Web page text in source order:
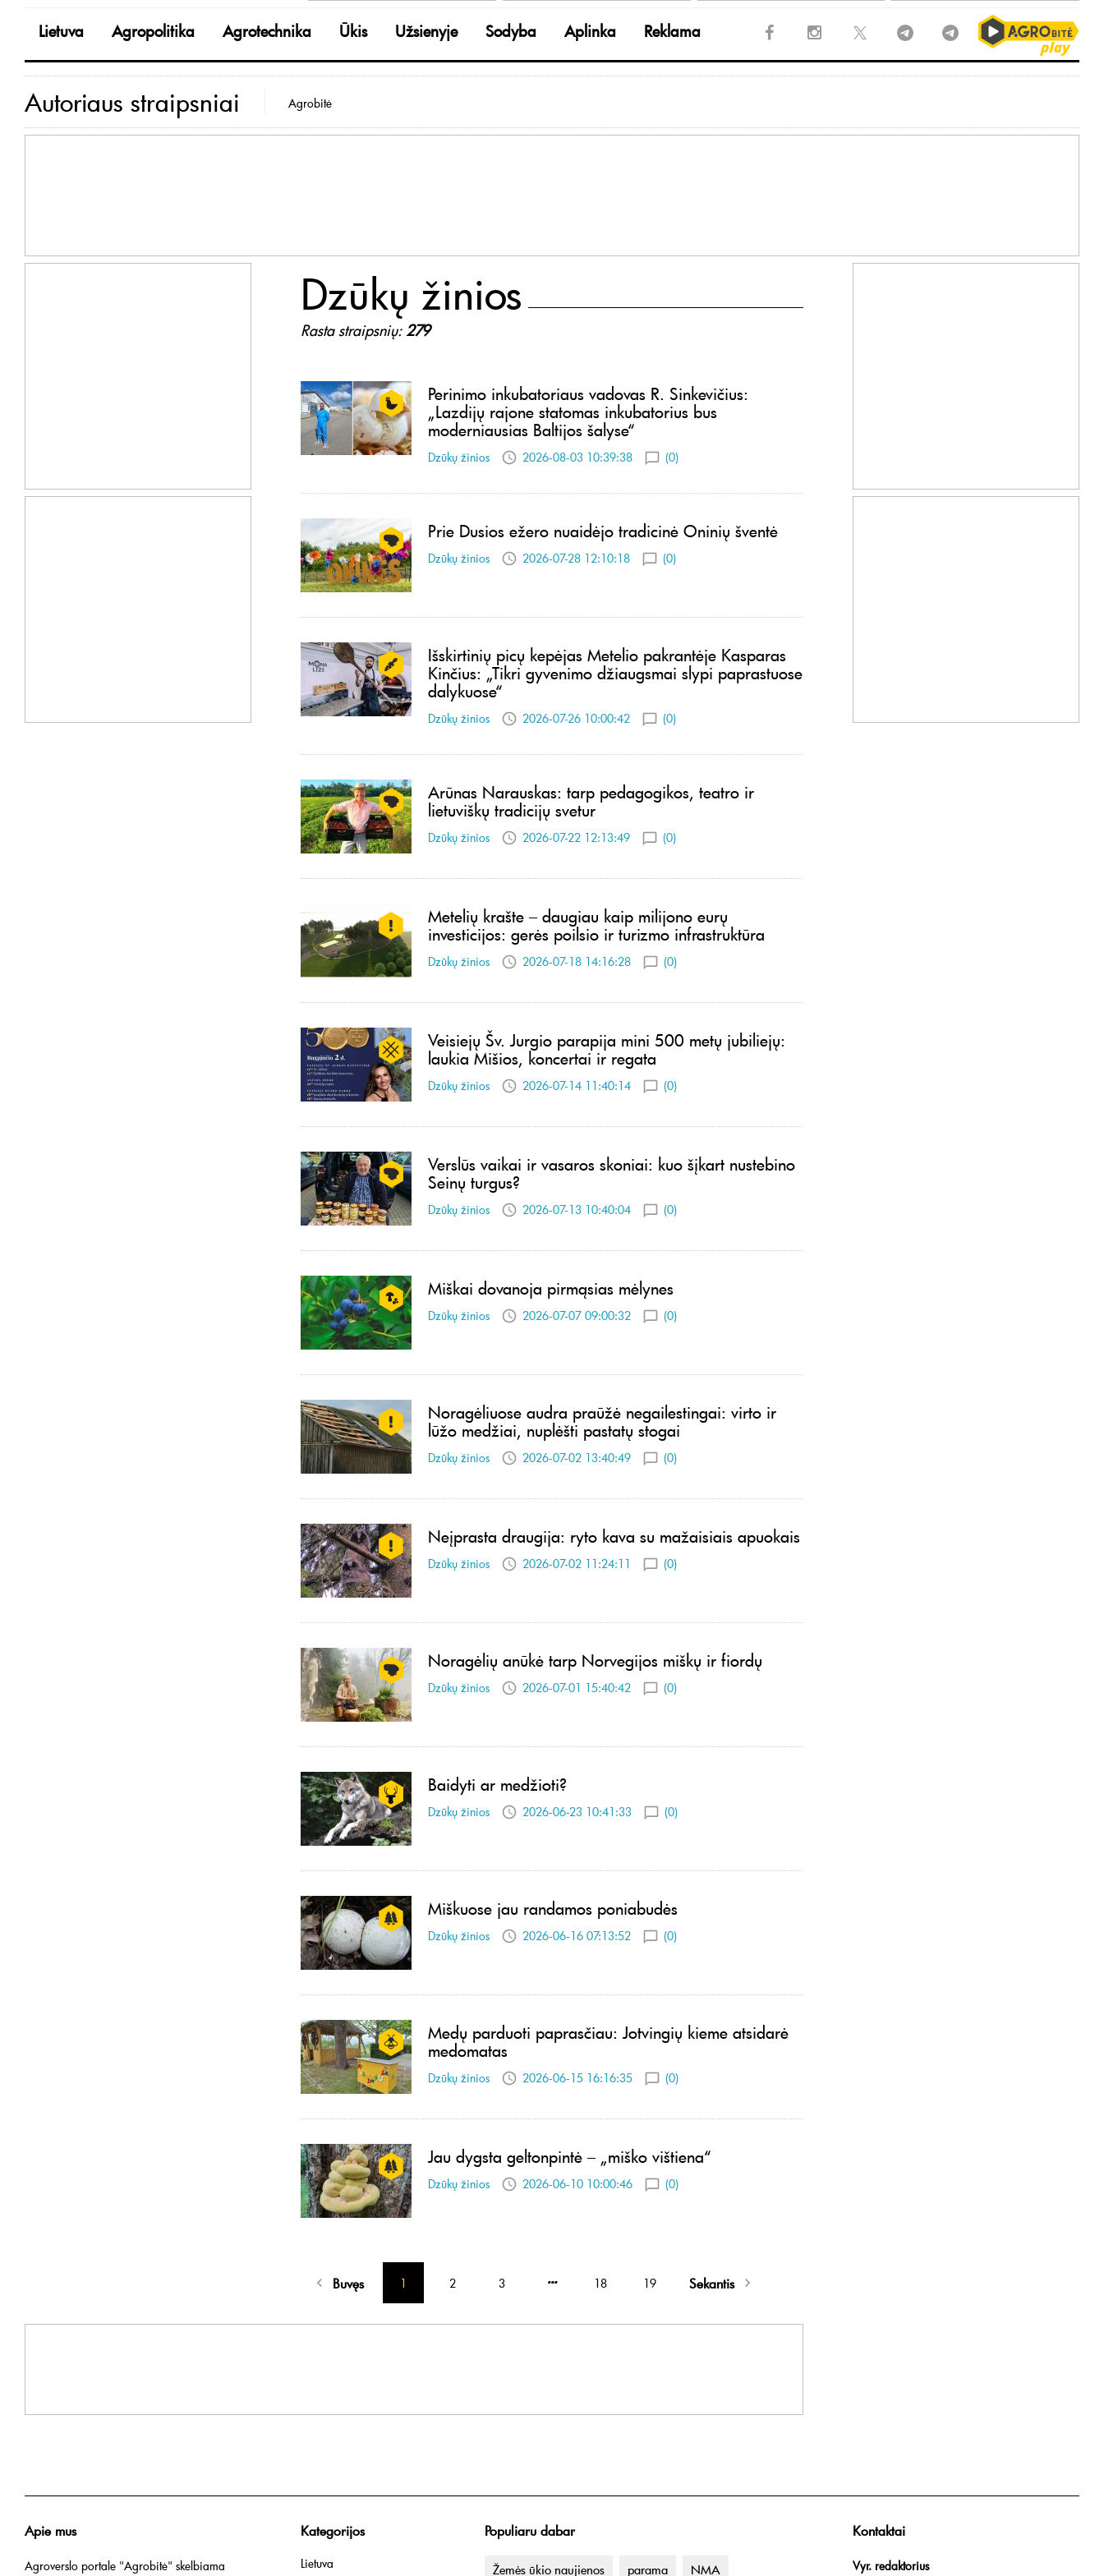
Lietuva Agropolitika Agrotechnika Ūkis Užsienyje Sodyba Aplinka Reklama
Autoriaus straipsniai Agrobitė
Dzūkų žinios
Rasta straipsnių:279
Perinimo inkubatoriaus vadovas R. Sinkevičius:
„Lazdijų rajone statomas inkubatorius bus
moderniausias Baltijos šalyse“
Dzūkų žinios 2026-08-03 10:39:38 (0)
Prie Dusios ežero nuaidėjo tradicinė Oninių šventė
Dzūkų žinios 2026-07-28 12:10:18 (0)
Išskirtinių picų kepėjas Metelio pakrantėje Kasparas
Kinčius: „Tikri gyvenimo džiaugsmai slypi paprastuose
dalykuose“
Dzūkų žinios 2026-07-26 10:00:42 (0)
Arūnas Narauskas: tarp pedagogikos, teatro ir
lietuviškų tradicijų svetur
Dzūkų žinios 2026-07-22 12:13:49 (0)
Metelių krašte – daugiau kaip milijono eurų
investicijos: gerės poilsio ir turizmo infrastruktūra
Dzūkų žinios 2026-07-18 14:16:28 (0)
Veisiejų Šv. Jurgio parapija mini 500 metų jubiliejų:
laukia Mišios, koncertai ir regata
Dzūkų žinios 2026-07-14 11:40:14 (0)
Verslūs vaikai ir vasaros skoniai: kuo šįkart nustebino
Seinų turgus?
Dzūkų žinios 2026-07-13 10:40:04 (0)
Miškai dovanoja pirmąsias mėlynes
Dzūkų žinios 2026-07-07 09:00:32 (0)
Noragėliuose audra praūžė negailestingai: virto ir
lūžo medžiai, nuplėšti pastatų stogai
Dzūkų žinios 2026-07-02 13:40:49 (0)
Neįprasta draugija: ryto kava su mažaisiais apuokais
Dzūkų žinios 2026-07-02 11:24:11 (0)
Noragėlių anūkė tarp Norvegijos miškų ir fiordų
Dzūkų žinios 2026-07-01 15:40:42 (0)
Baidyti ar medžioti?
Dzūkų žinios 2026-06-23 10:41:33 (0)
Miškuose jau randamos poniabudės
Dzūkų žinios 2026-06-16 07:13:52 (0)
Medų parduoti paprasčiau: Jotvingių kieme atsidarė
medomatas
Dzūkų žinios 2026-06-15 16:16:35 (0)
Jau dygsta geltonpintė – „miško vištiena“
Dzūkų žinios 2026-06-10 10:00:46 (0)
Buvęs 1 2 3 18 19 Sekantis
Apie mus
Agroverslo portale "Agrobitė" skelbiama
Populiaru dabar
Žemės ūkio naujienos parama NMA
Kategorijos
Lietuva
Kontaktai
Vyr. redaktorius